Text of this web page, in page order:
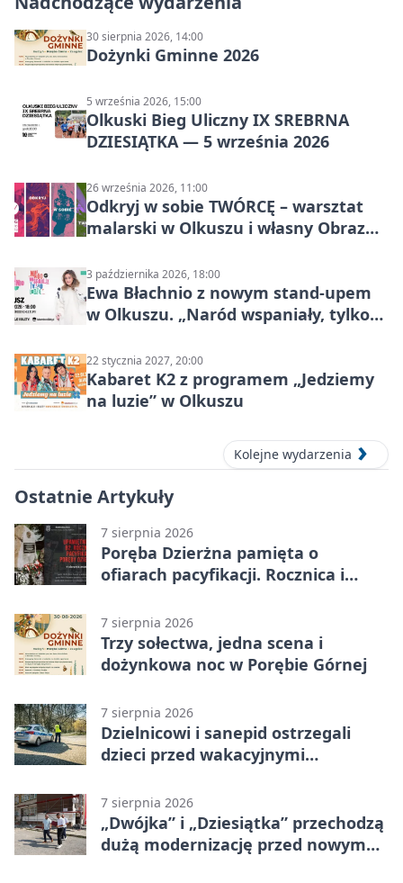
30 sierpnia 2026, 14:00
Dożynki Gminne 2026
5 września 2026, 15:00
Olkuski Bieg Uliczny IX SREBRNA
DZIESIĄTKA — 5 września 2026
26 września 2026, 11:00
Odkryj w sobie TWÓRCĘ – warsztat
malarski w Olkuszu i własny Obraz
3 października 2026, 18:00
Ewa Błachnio z nowym stand-upem
w Olkuszu. „Naród wspaniały, tylko
22 stycznia 2027, 20:00
Kabaret K2 z programem „Jedziemy
na luzie” w Olkuszu
Kolejne wydarzenia
Ostatnie Artykuły
7 sierpnia 2026
Poręba Dzierżna pamięta o
ofiarach pacyfikacji. Rocznica i
7 sierpnia 2026
Trzy sołectwa, jedna scena i
dożynkowa noc w Porębie Górnej
7 sierpnia 2026
Dzielnicowi i sanepid ostrzegali
dzieci przed wakacyjnymi
7 sierpnia 2026
„Dwójka” i „Dziesiątka” przechodzą
dużą modernizację przed nowym